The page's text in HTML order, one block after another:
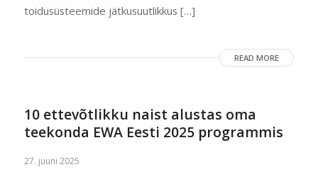
toidusüsteemide jätkusuutlikkus […]
READ MORE
10 ettevõtlikku naist alustas oma
teekonda EWA Eesti 2025 programmis
27. juuni 2025